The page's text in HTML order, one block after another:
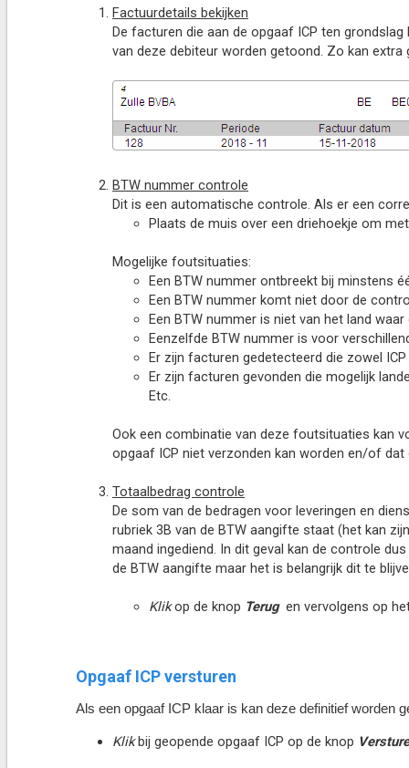
Factuurdetails bekijken
De facturen die aan de opgaaf ICP ten
van deze debiteur worden getoond. Zo kan
BTW nummer controle
Dit is een automatische controle. Als er een
Plaats de muis over een driehoekje om
Mogelijke foutsituaties:
Een BTW nummer ontbreekt bij minstens
Een BTW nummer komt niet door de
Een BTW nummer is niet van het land
Eenzelfde BTW nummer is voor
Er zijn facturen gedetecteerd die zowel
Er zijn facturen gevonden die mogelijk
Etc.
Ook een combinatie van deze foutsituaties kan
opgaaf ICP niet verzonden kan worden en/of
Totaalbedrag controle
De som van de bedragen voor leveringen en
rubriek 3B van de BTW aangifte staat (het kan
maand ingediend. In dit geval kan de controle
de BTW aangifte maar het is belangrijk dit te
Klikop de knop Terug en vervolgens op
Opgaaf ICP versturen
Als een opgaaf ICP klaar is kan deze definitief worden
Klikbij geopende opgaaf ICP op de knop